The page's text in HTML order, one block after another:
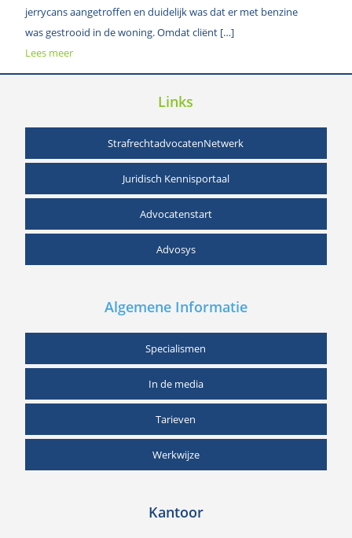
jerrycans aangetroffen en duidelijk was dat er met benzine
was gestrooid in de woning. Omdat cliënt […]
Lees meer
Links
StrafrechtadvocatenNetwerk
Juridisch Kennisportaal
Advocatenstart
Advosys
Algemene Informatie
Specialismen
In de media
Tarieven
Werkwijze
Kantoor